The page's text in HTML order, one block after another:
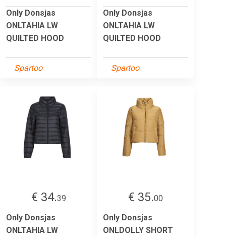
Only Donsjas
ONLTAHIA LW
QUILTED HOOD
Spartoo
Only Donsjas
ONLTAHIA LW
QUILTED HOOD
Spartoo
€ 34.39
Only Donsjas
ONLTAHIA LW
€ 35.00
Only Donsjas
ONLDOLLY SHORT